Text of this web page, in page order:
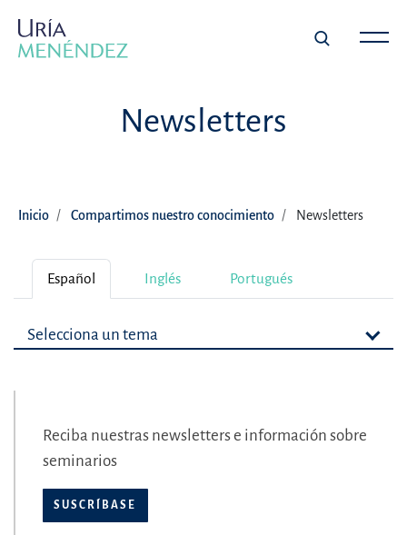
Newsletters
Inicio Compartimos nuestro conocimiento Newsletters
Español Inglés Portugués
Selecciona un tema
Reciba nuestras newsletters e información sobre
seminarios
SUSCRÍBASE